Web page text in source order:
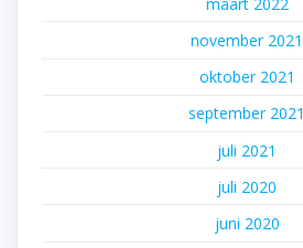
november 2021
oktober 2021
september 2021
juli 2021
juli 2020
juni 2020